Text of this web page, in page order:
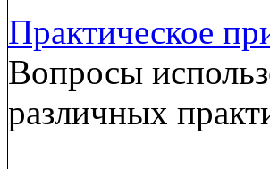
Практическое
Вопросы
различных